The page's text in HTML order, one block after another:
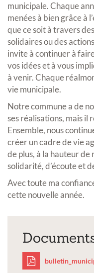
municipale. Chaque
menées à bien grâce à
que ce soit à travers
solidaires ou des
invite à continuer à
vos idées et à vous
à venir. Chaque
vie municipale.
Notre commune a de
ses réalisations, mais il
Ensemble, nous
créer un cadre de vie
de plus, à la hauteur de
solidarité, d’écoute et
Avec toute ma
cette nouvelle année.